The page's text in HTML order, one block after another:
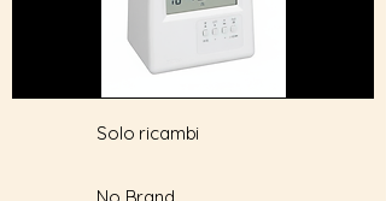
Solo ricambi